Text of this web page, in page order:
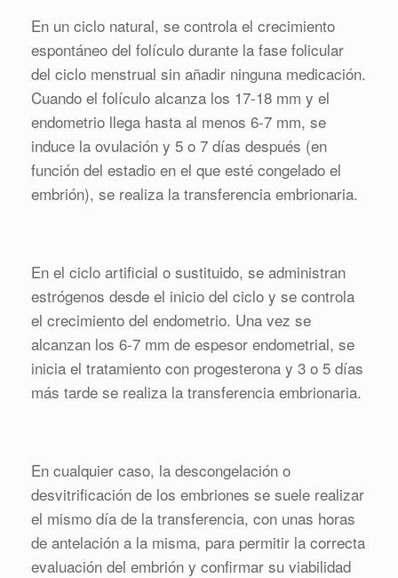
En un ciclo natural, se controla el crecimiento
espontáneo del folículo durante la fase folicular
del ciclo menstrual sin añadir ninguna medicación.
Cuando el folículo alcanza los 17-18 mm y el
endometrio llega hasta al menos 6-7 mm, se
induce la ovulación y 5 o 7 días después (en
función del estadio en el que esté congelado el
embrión), se realiza la transferencia embrionaria.
En el ciclo artificial o sustituido, se administran
estrógenos desde el inicio del ciclo y se controla
el crecimiento del endometrio. Una vez se
alcanzan los 6-7 mm de espesor endometrial, se
inicia el tratamiento con progesterona y 3 o 5 días
más tarde se realiza la transferencia embrionaria.
En cualquier caso, la descongelación o
desvitrificación de los embriones se suele realizar
el mismo día de la transferencia, con unas horas
de antelación a la misma, para permitir la correcta
evaluación del embrión y confirmar su viabilidad